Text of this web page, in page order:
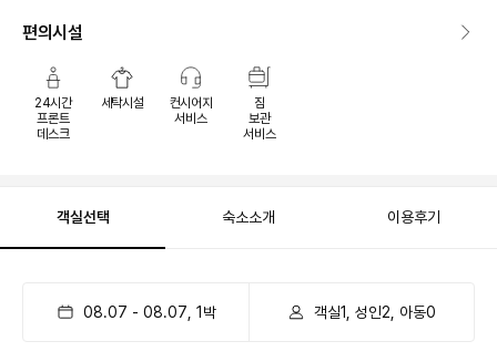
편의시설
24시간
프론트
데스크
세탁시설
컨시어지
서비스
짐
보관
서비스
객실선택 숙소소개 이용후기
08.07 - 08.07 1 박 객실1, 성인2, 아동0